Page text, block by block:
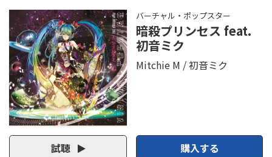
バーチャル・ポップスター
暗殺プリンセス feat.
初音ミク
Mitchie M 初音ミク
試聴 購入する